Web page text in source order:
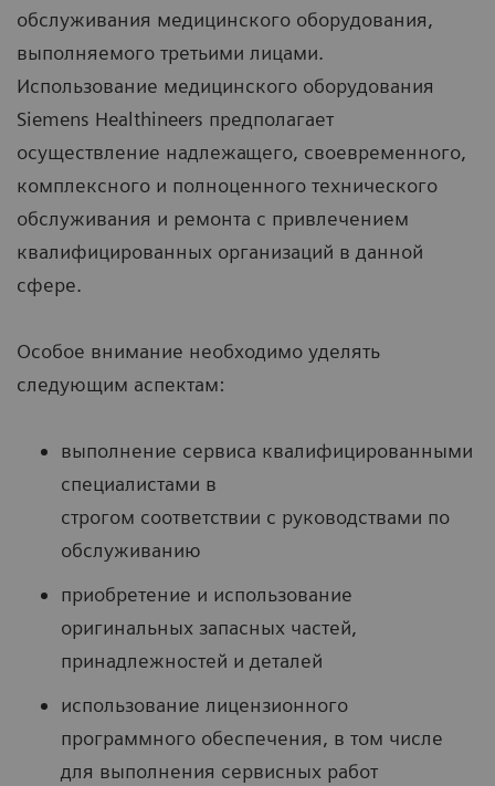
обслуживания медицинского оборудования,
выполняемого третьими лицами.
Использование медицинского оборудования
Siemens Healthineers предполагает
осуществление надлежащего, своевременного,
комплексного и полноценного технического
обслуживания и ремонта с привлечением
квалифицированных организаций в данной
сфере.
Особое внимание необходимо уделять
следующим аспектам:
выполнение сервиса квалифицированными
специалистами в
строгом соответствии с руководствами по
обслуживанию
приобретение и использование
оригинальных запасных частей,
принадлежностей и деталей
использование лицензионного
программного обеспечения, в том числе
для выполнения сервисных работ